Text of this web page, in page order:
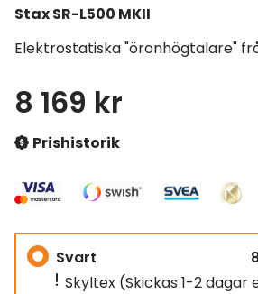
StaxSR-L500 MKII
Elektrostatiska "öronhögtalare"
8 169 kr
Prishistorik
Svart
Skyltex (Skickas 1-2